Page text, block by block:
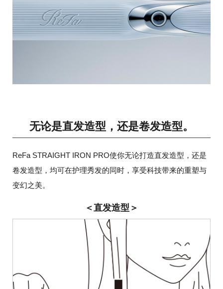
无论是直发造型，还是卷发造型。
ReFa STRAIGHT IRON PRO使你无论打造直发造型，还是
卷发造型，均可在护理秀发的同时，享受科技带来的重塑与
变幻之美。
＜直发造型＞